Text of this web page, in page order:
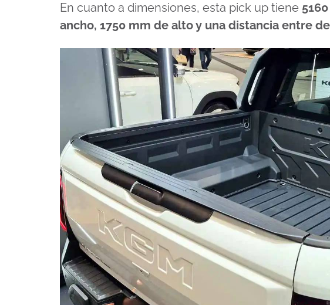
En cuanto a dimensiones, esta pick up tiene
ancho, 1750 mm de alto y una distancia entre